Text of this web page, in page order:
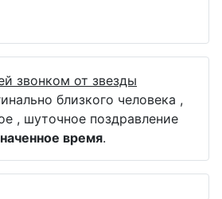
близкого человека ,
, шуточное поздравление
время.